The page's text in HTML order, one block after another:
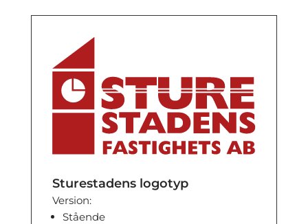
Sturestadens logotyp
Version:
Stående